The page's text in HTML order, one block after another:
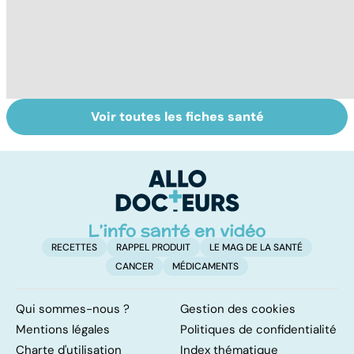
Tout savoir sur
les infections
Inflammation des
amygdales : que
d'angine ?
Voir toutes les fiches santé
RECETTES RAPPEL PRODUIT
LE MAG DE LA SANTÉ
CANCER
MÉDICAMENTS
Qui sommes-nous ?
Gestion des cookies
Mentions légales
Politiques de confidentialité
Charte d'utilisation
Index thématique